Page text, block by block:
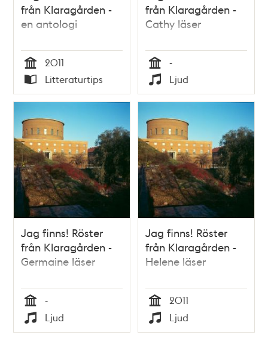
från Klaragården -
en antologi
Tid
2011
Typ
Litteraturtips
från Klaragården -
Cathy läser
Tid
-
Typ
Ljud
Jag finns! Röster
från Klaragården -
Germaine läser
Tid
-
Typ
Ljud
Jag finns! Röster
från Klaragården -
Helene läser
Tid
2011
Typ
Ljud